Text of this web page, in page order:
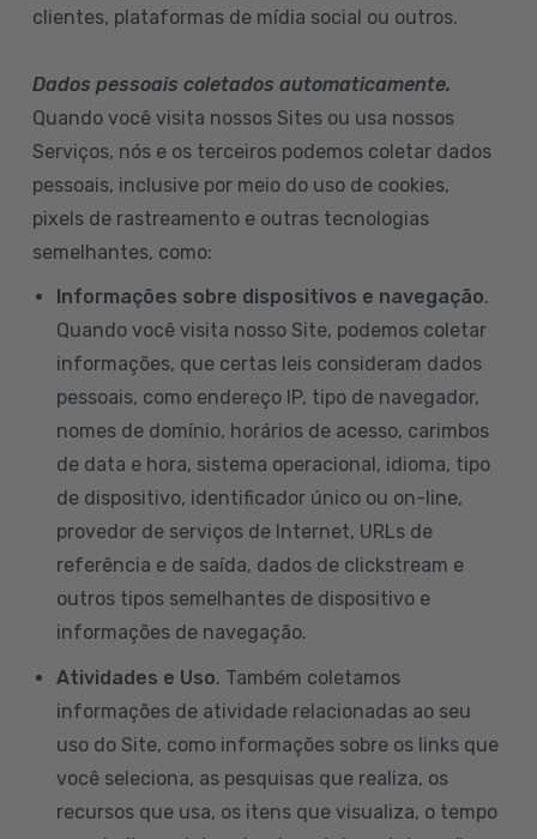
clientes, plataformas de mídia social ou outros.
Dados pessoais coletados automaticamente.
Quando você visita nossos Sites ou usa nossos
Serviços, nós e os terceiros podemos coletar dados
pessoais, inclusive por meio do uso de cookies,
pixels de rastreamento e outras tecnologias
semelhantes, como:
Informações sobre dispositivos e navegação.
Quando você visita nosso Site, podemos coletar
informações, que certas leis consideram dados
pessoais, como endereço IP, tipo de navegador,
nomes de domínio, horários de acesso, carimbos
de data e hora, sistema operacional, idioma, tipo
de dispositivo, identificador único ou on-line,
provedor de serviços de Internet, URLs de
referência e de saída, dados de clickstream e
outros tipos semelhantes de dispositivo e
informações de navegação.
Atividades e Uso. Também coletamos
informações de atividade relacionadas ao seu
uso do Site, como informações sobre os links que
você seleciona, as pesquisas que realiza, os
recursos que usa, os itens que visualiza, o tempo